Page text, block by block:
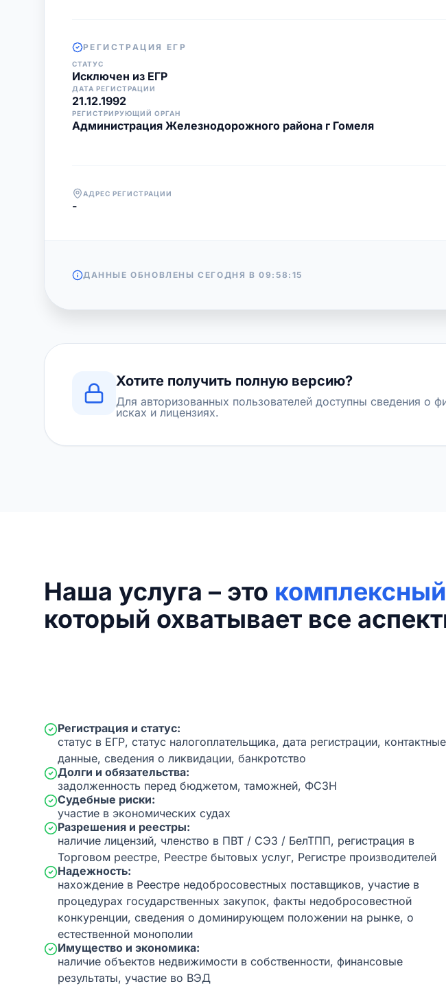
РЕГИСТРАЦИЯ ЕГР
СТАТУС
Исключен из ЕГР
ДАТА РЕГИСТРАЦИИ
21.12.1992
РЕГИСТРИРУЮЩИЙ ОРГАН
Администрация Железнодорожного района г Гомеля
АДРЕС РЕГИСТРАЦИИ
-
ДАННЫЕ ОБНОВЛЕНЫ СЕГОДНЯ В09:58:15
Хотите получить полную версию?
Для авторизованных пользователей доступны сведения о
исках и лицензиях.
Наша услуга – это
который охватывает все
Регистрация и статус:
статус в ЕГР, статус налогоплательщика, дата регистрации, контактные
данные, сведения о ликвидации, банкротство
Долги и обязательства:
задолженность перед бюджетом, таможней, ФСЗН
Судебные риски:
участие в экономических судах
Разрешения и реестры:
наличие лицензий, членство в ПВТ / СЭЗ / БелТПП, регистрация в
Торговом реестре, Реестре бытовых услуг, Регистре производителей
Надежность:
нахождение в Реестре недобросовестных поставщиков, участие в
процедурах государственных закупок, факты недобросовестной
конкуренции, сведения о доминирующем положении на рынке, о
естественной монополии
Имущество и экономика:
наличие объектов недвижимости в собственности, финансовые
результаты, участие во ВЭД